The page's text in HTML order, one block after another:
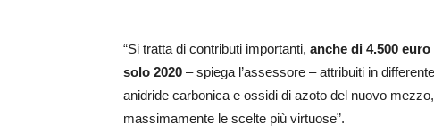
“Si tratta di contributi importanti, anche di 4.500 euro
solo 2020 – spiega l’assessore – attribuiti in
anidride carbonica e ossidi di azoto del nuovo
massimamente le scelte più virtuose”.